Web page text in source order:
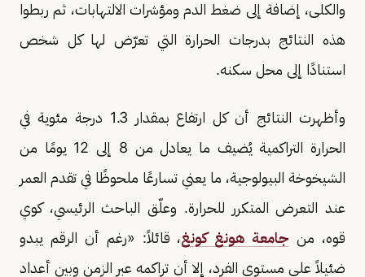
والكلى، إضافة إلى ضغط الدم ومؤشرات الالتهابات، ثم ربطوا
هذه النتائج بدرجات الحرارة التي تعرّض لها كل شخص
استنادًا إلى محل سكنه.
وأظهرت النتائج أن كل ارتفاع بمقدار 1.3 درجة مئوية في
الحرارة التراكمية يُضيف ما يعادل من 8 إلى 12 يومًا من
الشيخوخة البيولوجية، ما يعني تسارعًا ملحوظًا في تقدم العمر
عند التعرض المتكرر للحرارة. وعلّق الباحث الرئيسي، كوي
قوه، من جامعة هونغ كونغ، قائلاً: «رغم أن الرقم يبدو
ضئيلاً على مستوى الفرد، إلا أن تراكمه عبر الزمن وبين أعداد